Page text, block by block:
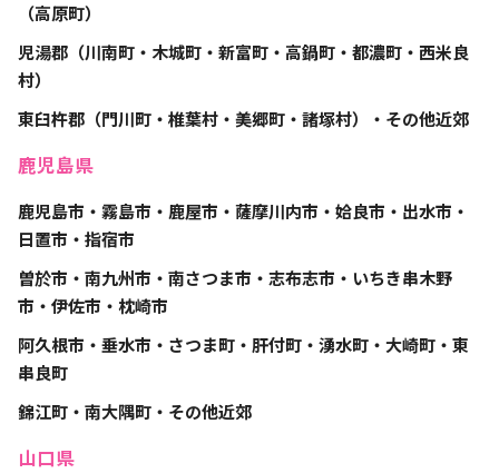
（高原町）
児湯郡（川南町・木城町・新富町・高鍋町・都濃町・西米良
村）
東臼杵郡（門川町・椎葉村・美郷町・諸塚村）・その他近郊
鹿児島県
鹿児島市・霧島市・鹿屋市・薩摩川内市・姶良市・出水市・
日置市・指宿市
曽於市・南九州市・南さつま市・志布志市・いちき串木野
市・伊佐市・枕崎市
阿久根市・垂水市・さつま町・肝付町・湧水町・大崎町・東
串良町
錦江町・南大隅町・その他近郊
山口県